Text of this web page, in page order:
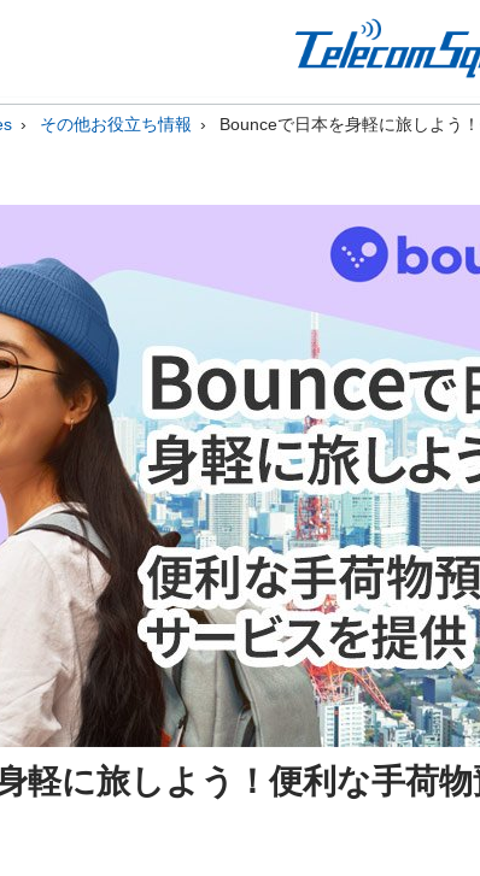
その他お役立ち情報 Bounceで日本を身軽に旅しよう
軽に旅しよう！便利な手荷